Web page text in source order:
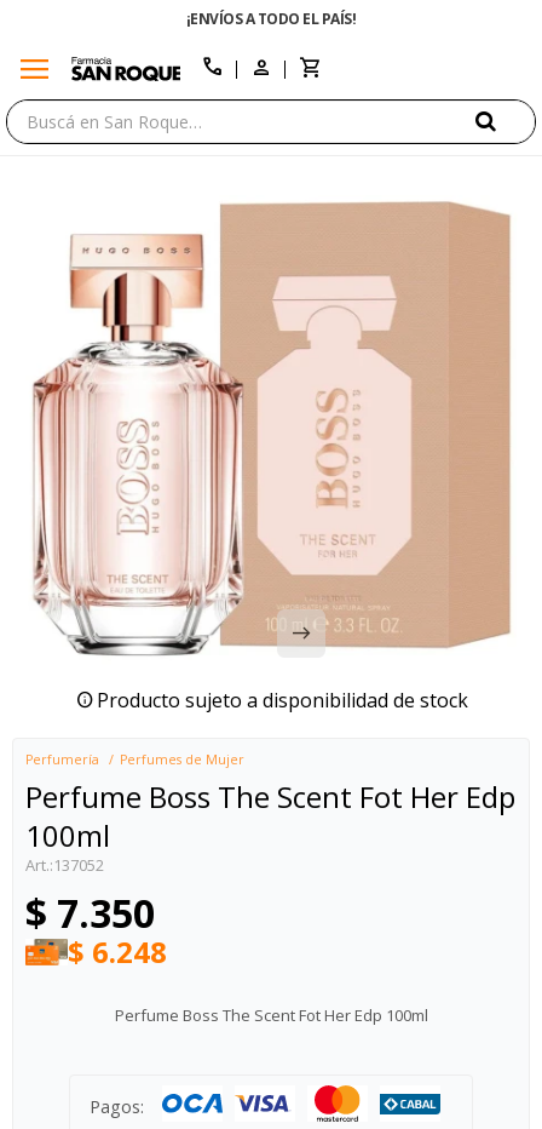
¡ENVÍOS A TODO EL PAÍS!
menu call
Producto sujeto a disponibilidad de stock
Perfumería Perfumes de Mujer
Perfume Boss The Scent Fot Her Edp
100ml
137052
$ 7.350
$ 6.248
Perfume Boss The Scent Fot Her Edp 100ml
Pagos:
close